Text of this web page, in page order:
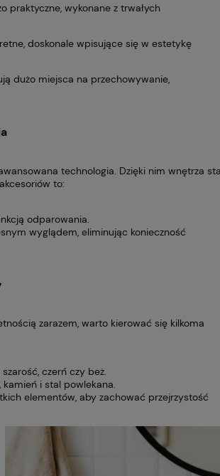
praktyczne, wykonane z trwałych
doskonale wpisujące się w estetykę
dużo miejsca na przechowywanie,
technologia. Dzięki nim wnętrza
to:
odparowania.
wyglądem, eliminując konieczność
zarazem, warto kierować się kilkoma
czerń czy beż.
kamień i stal powlekana.
elementów, aby zachować przejrzystość